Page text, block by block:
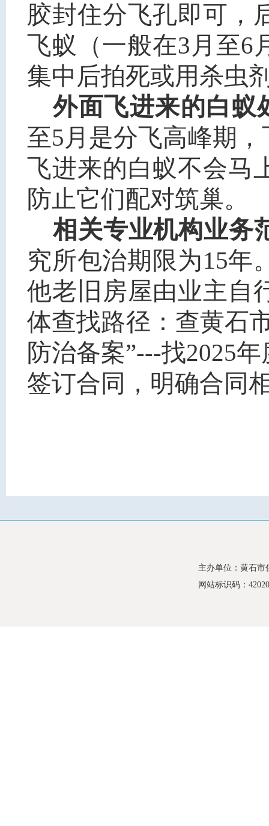
胶封住分飞孔即可，
飞蚁（一般在3月至6
集中后拍死或用杀虫
外面飞进来的白蚁
至5月是分飞高峰期
飞进来的白蚁不会马
防止它们配对筑巢。
相关专业机构业务
究所包治期限为15年
他老旧房屋由业主自
体查找路径：查黄石
防治备案”---找2025
签订合同，明确合同
主办单位：黄石市
网站标识码：